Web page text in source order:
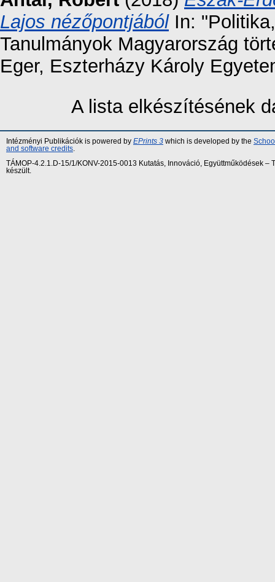
Lajos nézőpontjábólIn:
Tanulmányok Magyarország
Eger, Eszterházy Károly
A lista elkészítésének
Intézményi Publikációk is powered by EPrints 3 which is developed by the
and software credits
TÁMOP-4.2.1.D-15/1/KONV-2015-0013 Kutatás, Innováció, Együttműködések
készült.